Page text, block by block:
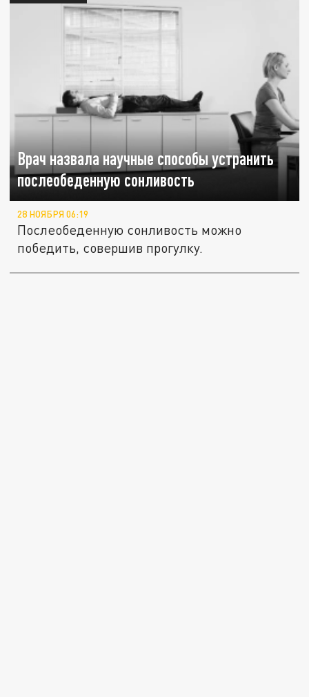
Врач назвала научные способы устранить
послеобеденную сонливость
28 НОЯБРЯ 06:19
Послеобеденную сонливость можно
победить, совершив прогулку.